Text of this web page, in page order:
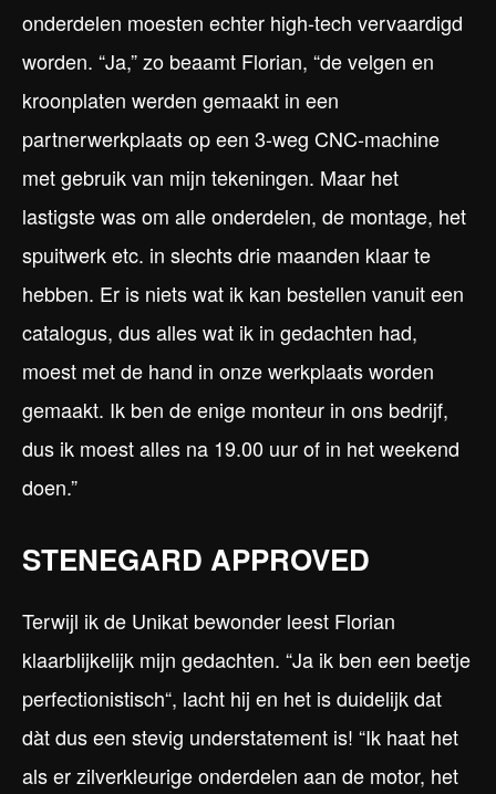
onderdelen moesten echter high-tech vervaardigd
worden. “Ja,” zo beaamt Florian, “de velgen en
kroonplaten werden gemaakt in een
partnerwerkplaats op een 3-weg CNC-machine
met gebruik van mijn tekeningen. Maar het
lastigste was om alle onderdelen, de montage, het
spuitwerk etc. in slechts drie maanden klaar te
hebben. Er is niets wat ik kan bestellen vanuit een
catalogus, dus alles wat ik in gedachten had,
moest met de hand in onze werkplaats worden
gemaakt. Ik ben de enige monteur in ons bedrijf,
dus ik moest alles na 19.00 uur of in het weekend
doen.”
STENEGARD APPROVED
Terwijl ik de Unikat bewonder leest Florian
klaarblijkelijk mijn gedachten. “Ja ik ben een beetje
perfectionistisch“, lacht hij en het is duidelijk dat
dàt dus een stevig understatement is! “Ik haat het
als er zilverkleurige onderdelen aan de motor, het